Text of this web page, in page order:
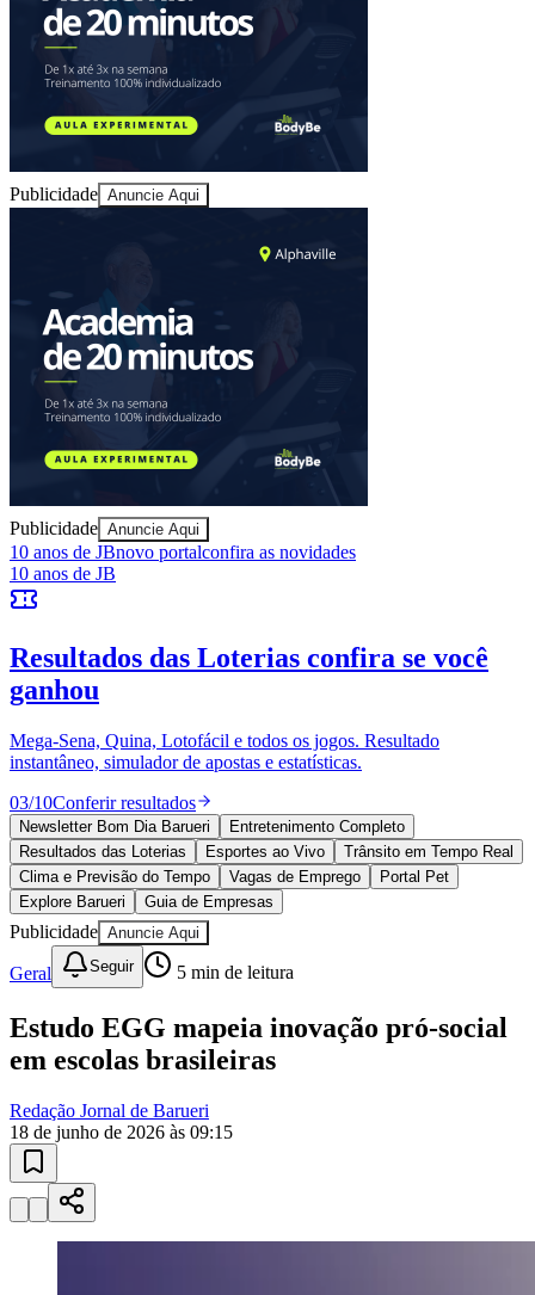
Ceará
Goiás
Publicidade Anuncie Aqui
Publicidade Anuncie Aqui
10 anos de JBnovo portalconfira as novidades
10 anos de JB
Resultados das Loterias confira se você
ganhou
Mega-Sena, Quina, Lotofácil e todos os jogos. Resultado
instantâneo, simulador de apostas e estatísticas.
03/10Conferir resultados
Newsletter Bom Dia Barueri
Entretenimento Completo
Resultados das Loterias
Esportes ao Vivo
Trânsito em Tempo Real
Clima e Previsão do Tempo
Vagas de Emprego
Portal Pet
Explore Barueri
Guia de Empresas
Publicidade Anuncie Aqui
Geral Seguir 5 min de leitura
Estudo EGG mapeia inovação pró-social
em escolas brasileiras
Redação Jornal de Barueri
18 de junho de 2026 às 09:15